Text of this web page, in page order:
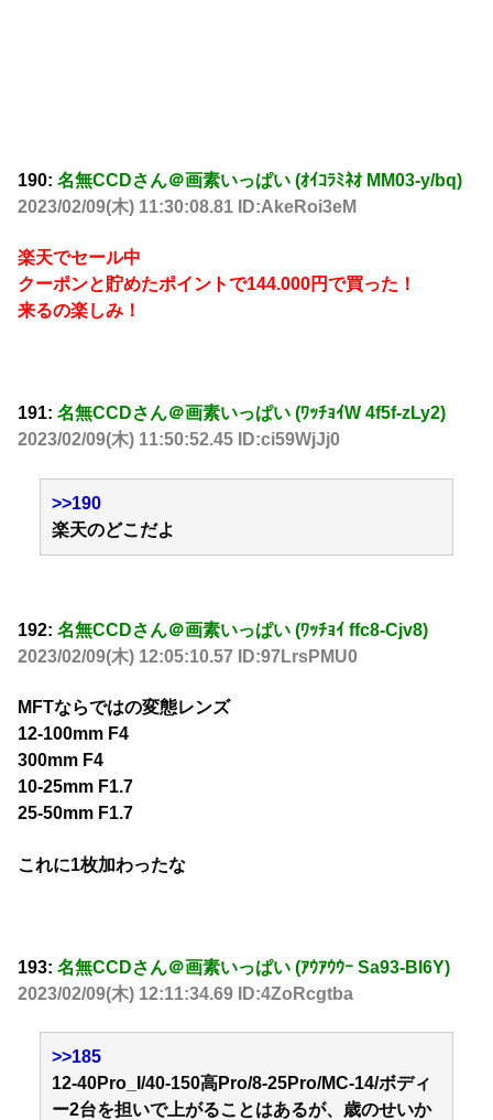
190: 名無CCDさん＠画素いっぱい (ｵｲｺﾗﾐﾈｵ MM03-y/bq)
2023/02/09(木) 11:30:08.81 ID:AkeRoi3eM
楽天でセール中
クーポンと貯めたポイントで144.000円で買った！
来るの楽しみ！
191: 名無CCDさん＠画素いっぱい (ﾜｯﾁｮｲW 4f5f-zLy2)
2023/02/09(木) 11:50:52.45 ID:ci59WjJj0
>>190
楽天のどこだよ
192: 名無CCDさん＠画素いっぱい (ﾜｯﾁｮｲ ffc8-Cjv8)
2023/02/09(木) 12:05:10.57 ID:97LrsPMU0
MFTならではの変態レンズ
12-100mm F4
300mm F4
10-25mm F1.7
25-50mm F1.7
これに1枚加わったな
193: 名無CCDさん＠画素いっぱい (ｱｳｱｳｳｰ Sa93-BI6Y)
2023/02/09(木) 12:11:34.69 ID:4ZoRcgtba
>>185
12-40Pro_I/40-150高Pro/8-25Pro/MC-14/ボディ
ー2台を担いで上がることはあるが、歳のせいか